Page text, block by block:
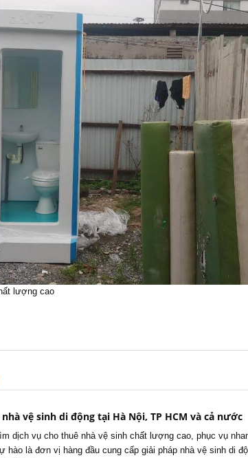
lượng cao
vệ sinh di động tại Hà Nội, TP HCM và cả nước
dịch vụ cho thuê nhà vệ sinh chất lượng cao, phục vụ
hào là đơn vị hàng đầu cung cấp giải pháp nhà vệ sinh di